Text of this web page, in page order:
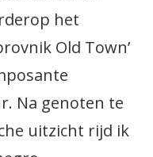
het
Old Town’
Na genoten te
uitzicht rijd ik